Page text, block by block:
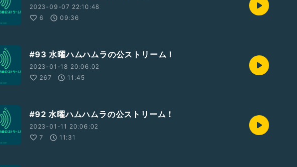
2023-09-07 22:10:48
6
09:36
#93 水曜ハムハムラの公ストリーム！
2023-01-18 20:06:02
267
11:45
#92 水曜ハムハムラの公ストリーム！
2023-01-11 20:06:02
7
11:31